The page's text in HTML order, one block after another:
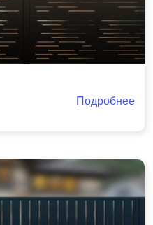
Подробнее